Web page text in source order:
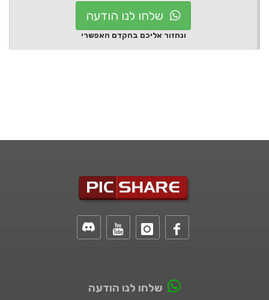
שלחו לנו הודעה
ונחזור אליכם בהקדם האפשרי
שלחו לנו הודעה